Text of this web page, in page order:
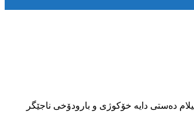
لە ئیلام دەستی دایە خۆکوژی و بارودۆخی ناجێگر